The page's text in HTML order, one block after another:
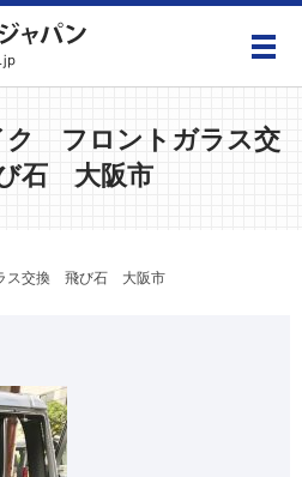
メ
フロントガラス交
石 大阪市
ス交換 飛び石 大阪市